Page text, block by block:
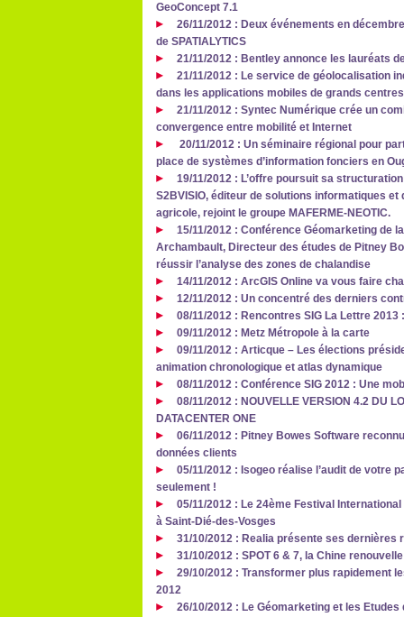
GeoConcept 7.1
26/11/2012 : Deux événements en
de SPATIALYTICS
21/11/2012 : Bentley annonce les lauréats
21/11/2012 : Le service de géolocalisation
dans les applications mobiles de grands
21/11/2012 : Syntec Numérique crée un
convergence entre mobilité et Internet
20/11/2012 : Un séminaire régional pour
place de systèmes d’information fonciers en
19/11/2012 : L’offre poursuit sa
S2BVISIO, éditeur de solutions informatiques et
agricole, rejoint le groupe MAFERME-NEOTIC.
15/11/2012 : Conférence Géomarketing de
Archambault, Directeur des études de Pitney
réussir l’analyse des zones de chalandise
14/11/2012 : ArcGIS Online va vous faire
12/11/2012 : Un concentré des derniers
08/11/2012 : Rencontres SIG La Lettre
09/11/2012 : Metz Métropole à la carte
09/11/2012 : Articque – Les élections
animation chronologique et atlas dynamique
08/11/2012 : Conférence SIG 2012 : Une
08/11/2012 : NOUVELLE VERSION 4.2 DU
DATACENTER ONE
06/11/2012 : Pitney Bowes Software
données clients
05/11/2012 : Isogeo réalise l’audit de votre
seulement !
05/11/2012 : Le 24ème Festival
à Saint-Dié-des-Vosges
31/10/2012 : Realia présente ses dernières
31/10/2012 : SPOT 6 & 7, la Chine
29/10/2012 : Transformer plus rapidement
2012
26/10/2012 : Le Géomarketing et les